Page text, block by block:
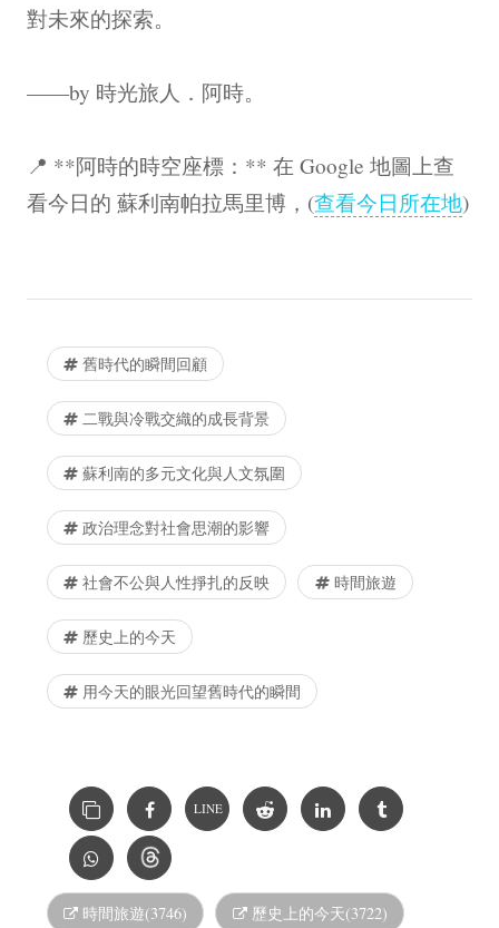
對未來的探索。
——by 時光旅人．阿時。
📍 **阿時的時空座標：** 在 Google 地圖上查
看今日的 蘇利南帕拉馬里博，(查看今日所在地)
舊時代的瞬間回顧
二戰與冷戰交織的成長背景
蘇利南的多元文化與人文氛圍
政治理念對社會思潮的影響
社會不公與人性掙扎的反映 時間旅遊
歷史上的今天
用今天的眼光回望舊時代的瞬間
LINE
時間旅遊(3746) 歷史上的今天(3722)